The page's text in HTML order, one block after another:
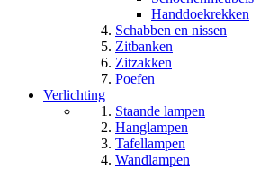
Handdoekrekken
Schabben en nissen
Zitbanken
Zitzakken
Poefen
Verlichting
Staande lampen
Hanglampen
Tafellampen
Wandlampen